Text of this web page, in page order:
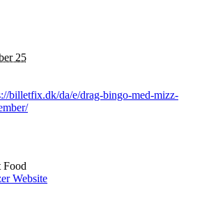
25
billetfix.dk/da/e/drag-bingo-med-mizz-
Food
Website